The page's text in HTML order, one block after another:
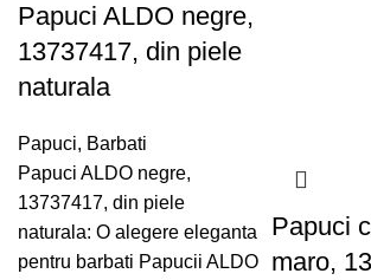
Papuci ALDO negre,
13737417, din piele
naturala
Papuci, Barbati
Papuci ALDO negre,
13737417, din piele
naturala: O alegere eleganta
pentru barbati Papucii ALDO
Papuci
maro,